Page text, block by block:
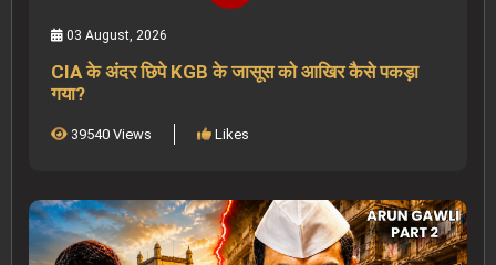
03 August, 2026
CIA के अंदर छिपे KGB के जासूस को आखिर कैसे पकड़ा
गया?
39540 Views Likes